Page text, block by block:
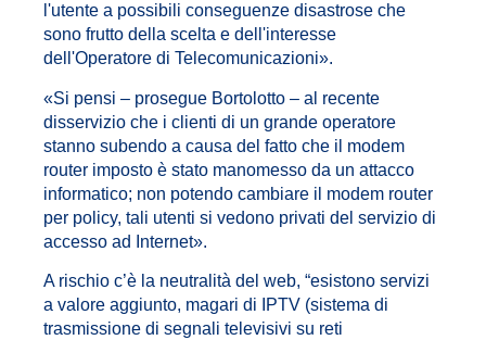
l'utente a possibili conseguenze disastrose che
sono frutto della scelta e dell'interesse
dell'Operatore di Telecomunicazioni».
«Si pensi – prosegue Bortolotto – al recente
disservizio che i clienti di un grande operatore
stanno subendo a causa del fatto che il modem
router imposto è stato manomesso da un attacco
informatico; non potendo cambiare il modem router
per policy, tali utenti si vedono privati del servizio di
accesso ad Internet».
A rischio c’è la neutralità del web, “esistono servizi
a valore aggiunto, magari di IPTV (sistema di
trasmissione di segnali televisivi su reti